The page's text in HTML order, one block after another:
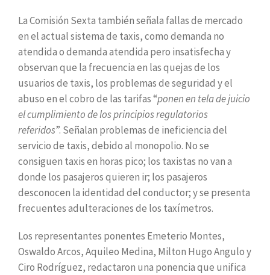
La Comisión Sexta también señala fallas de mercado
en el actual sistema de taxis, como demanda no
atendida o demanda atendida pero insatisfecha y
observan que la frecuencia en las quejas de los
usuarios de taxis, los problemas de seguridad y el
abuso en el cobro de las tarifas “ponen en tela de juicio
el cumplimiento de los principios regulatorios
referidos”. Señalan problemas de ineficiencia del
servicio de taxis, debido al monopolio. No se
consiguen taxis en horas pico; los taxistas no van a
donde los pasajeros quieren ir; los pasajeros
desconocen la identidad del conductor; y se presenta
frecuentes adulteraciones de los taxímetros.
Los representantes ponentes Emeterio Montes,
Oswaldo Arcos, Aquileo Medina, Milton Hugo Angulo y
Ciro Rodríguez, redactaron una ponencia que unifica